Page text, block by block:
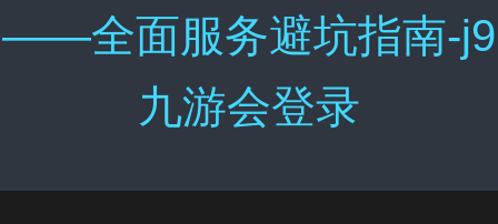
——全面服务避坑指南-j9
九游会登录